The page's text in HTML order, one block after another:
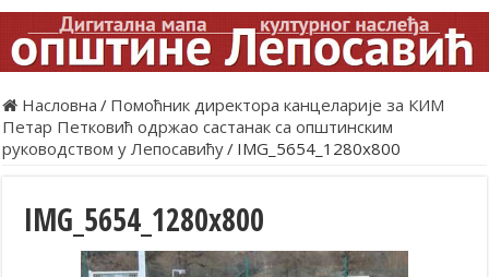
Насловна / Помоћник директора канцеларије за КИМ
Петар Петковић одржао састанак са општинским
руководством у Лепосавићу/ IMG_5654_1280x800
IMG_5654_1280x800